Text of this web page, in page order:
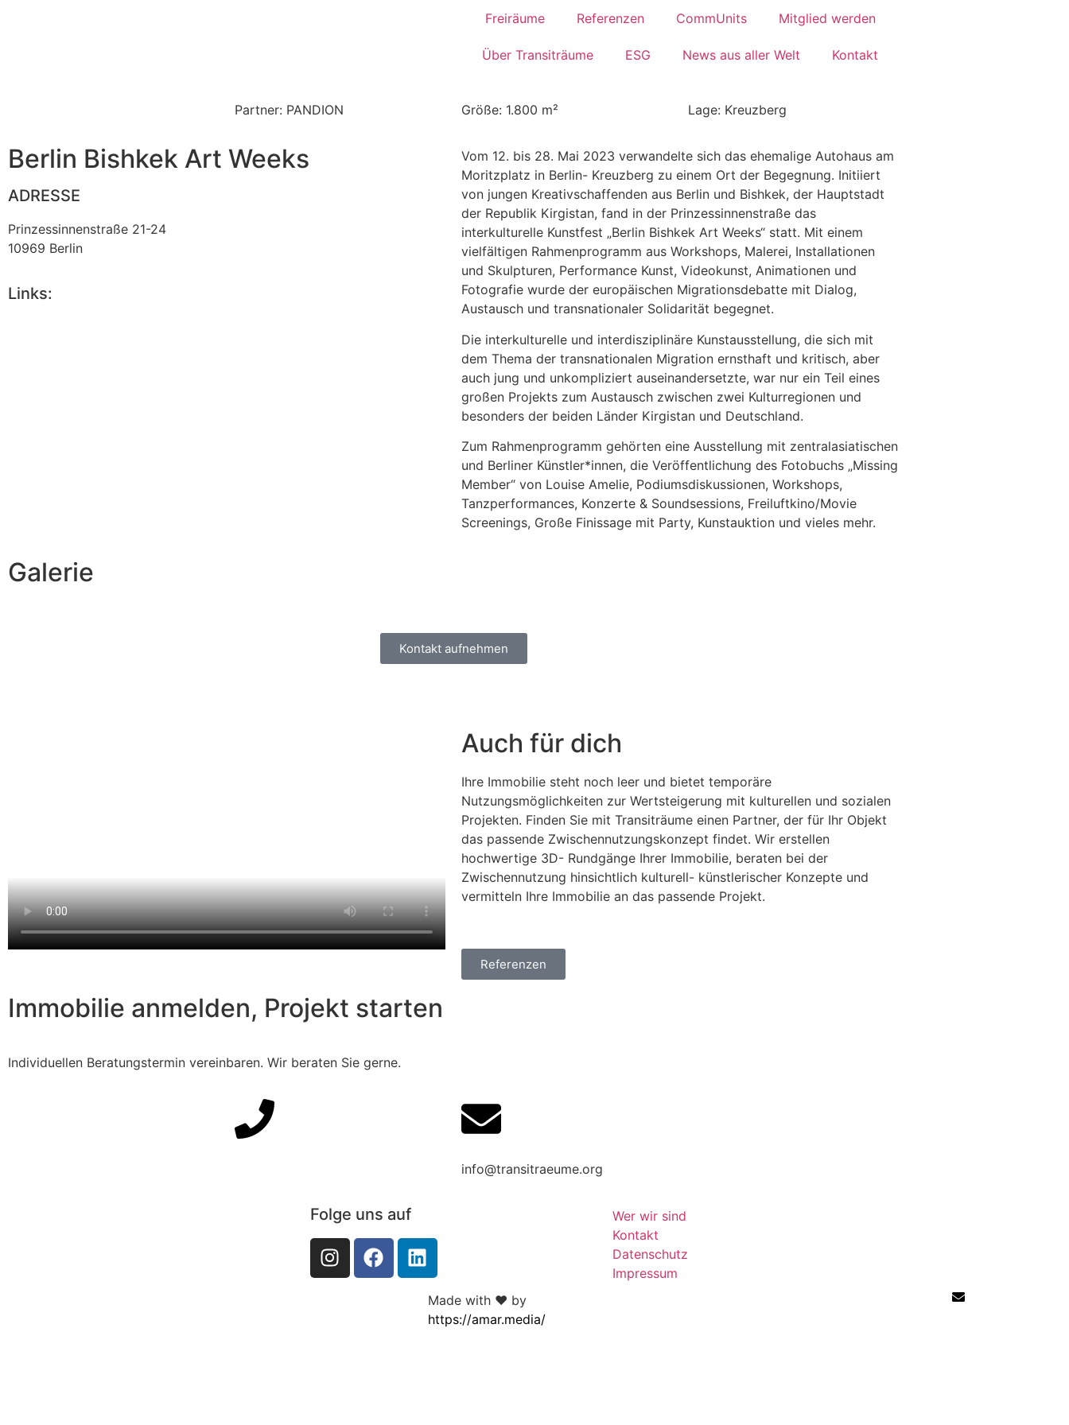
Freiräume Referenzen CommUnits Mitglied werden
Über Transiträume ESG News aus aller Welt Kontakt
Partner: PANDION Größe: 1.800 m² Lage: Kreuzberg
Berlin Bishkek Art Weeks
ADRESSE
Prinzessinnenstraße 21-24
10969 Berlin
Links:
Vom 12. bis 28. Mai 2023 verwandelte sich das ehemalige Autohaus am
Moritzplatz in Berlin- Kreuzberg zu einem Ort der Begegnung. Initiiert
von jungen Kreativschaffenden aus Berlin und Bishkek, der Hauptstadt
der Republik Kirgistan, fand in der Prinzessinnenstraße das
interkulturelle Kunstfest „Berlin Bishkek Art Weeks“ statt. Mit einem
vielfältigen Rahmenprogramm aus Workshops, Malerei, Installationen
und Skulpturen, Performance Kunst, Videokunst, Animationen und
Fotografie wurde der europäischen Migrationsdebatte mit Dialog,
Austausch und transnationaler Solidarität begegnet.
Die interkulturelle und interdisziplinäre Kunstausstellung, die sich mit
dem Thema der transnationalen Migration ernsthaft und kritisch, aber
auch jung und unkompliziert auseinandersetzte, war nur ein Teil eines
großen Projekts zum Austausch zwischen zwei Kulturregionen und
besonders der beiden Länder Kirgistan und Deutschland.
Zum Rahmenprogramm gehörten eine Ausstellung mit zentralasiatischen
und Berliner Künstler*innen, die Veröffentlichung des Fotobuchs „Missing
Member“ von Louise Amelie, Podiumsdiskussionen, Workshops,
Tanzperformances, Konzerte & Soundsessions, Freiluftkino/Movie
Screenings, Große Finissage mit Party, Kunstauktion und vieles mehr.
Galerie
Kontakt aufnehmen
Auch für dich
Ihre Immobilie steht noch leer und bietet temporäre
Nutzungsmöglichkeiten zur Wertsteigerung mit kulturellen und sozialen
Projekten. Finden Sie mit Transiträume einen Partner, der für Ihr Objekt
das passende Zwischennutzungskonzept findet. Wir erstellen
hochwertige 3D- Rundgänge Ihrer Immobilie, beraten bei der
Zwischennutzung hinsichtlich kulturell- künstlerischer Konzepte und
vermitteln Ihre Immobilie an das passende Projekt.
Referenzen
Immobilie anmelden, Projekt starten
Individuellen Beratungstermin vereinbaren. Wir beraten Sie gerne.
info@transitraeume.org
Folge uns auf
Wer wir sind
Kontakt
Datenschutz
Impressum
Made with ❤︎ by
https://amar.media/